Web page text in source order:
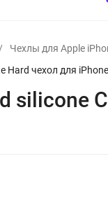
/
Чехлы для Apple
Hard чехол для
silicone